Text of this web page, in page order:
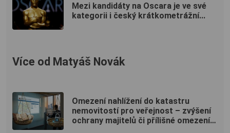
Mezi kandidáty na Oscara je ve své
kategorii i český krátkometrážní...
Více od Matyáš Novák
Omezení nahlížení do katastru
nemovitostí pro veřejnost – zvýšení
ochrany majitelů či přílišné omezení